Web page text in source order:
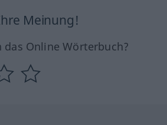
Meinung!
Online Wörterbuch?